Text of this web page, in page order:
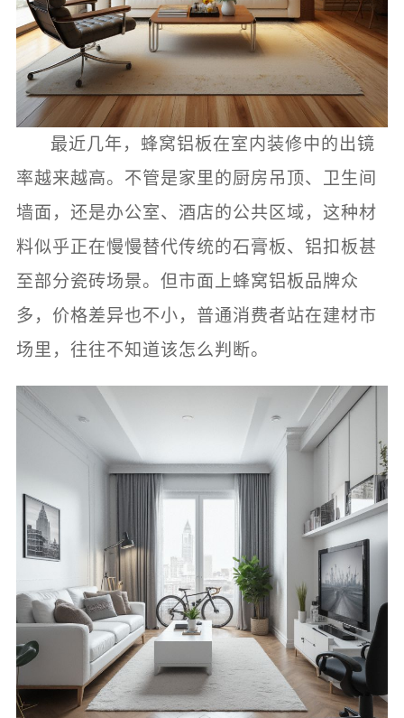
最近几年，蜂窝铝板在室内装修中的出镜
率越来越高。不管是家里的厨房吊顶、卫生间
墙面，还是办公室、酒店的公共区域，这种材
料似乎正在慢慢替代传统的石膏板、铝扣板甚
至部分瓷砖场景。但市面上蜂窝铝板品牌众
多，价格差异也不小，普通消费者站在建材市
场里，往往不知道该怎么判断。